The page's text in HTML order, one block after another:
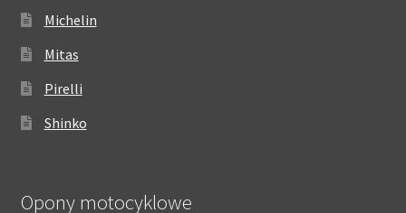
Michelin
Mitas
Pirelli
Shinko
Opony motocyklowe